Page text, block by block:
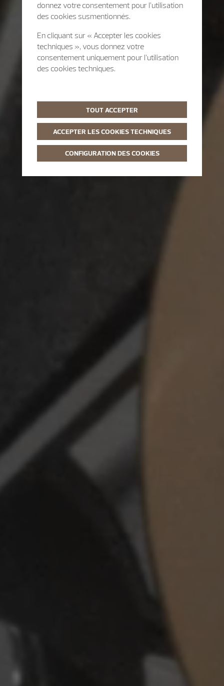
donnez votre consentement pour l’utilisation
des cookies susmentionnés.
En cliquant sur « Accepter les cookies
techniques », vous donnez votre
consentement uniquement pour l’utilisation
des cookies techniques.
TOUT ACCEPTER
ACCEPTER LES COOKIES TECHNIQUES
CONFIGURATION DES COOKIES